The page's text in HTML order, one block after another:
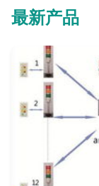
最新产品